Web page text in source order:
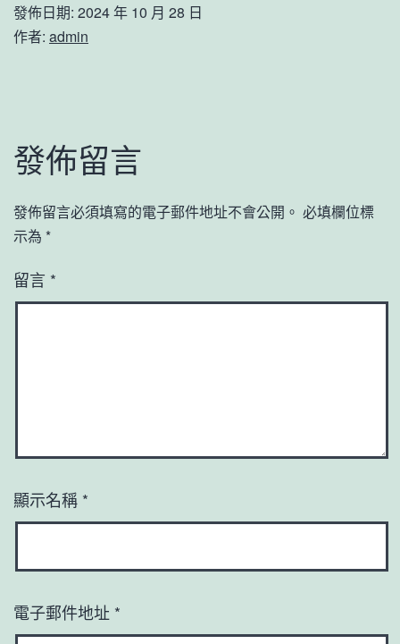
發佈日期: 2024 年 10 月 28 日
作者: admin
發佈留言
發佈留言必須填寫的電子郵件地址不會公開。 必填欄位標
示為 *
留言 *
顯示名稱 *
電子郵件地址 *